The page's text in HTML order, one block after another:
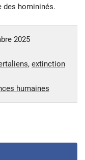
des homininés.
2025
, extinction
humaines